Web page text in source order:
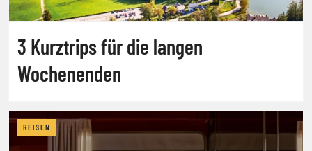
3 Kurztrips für die langen
Wochenenden
REISEN